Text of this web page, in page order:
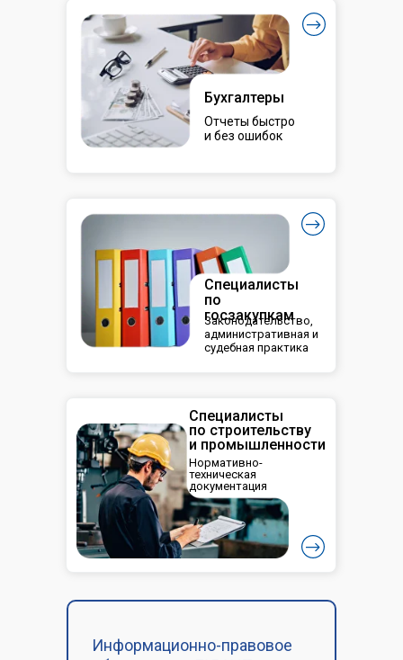
Бухгалтеры
Отчеты быстро
и без ошибок
Специалисты
по
госзакупкам
Законодательство,
административная и
судебная практика
Специалисты
по строительству
и промышленности
Нормативно-
техническая
документация
Информационно-правовое